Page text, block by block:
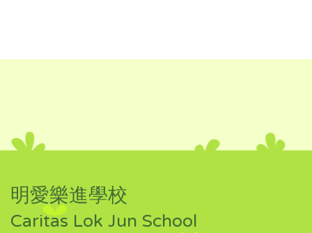
明愛樂進學校
Caritas Lok Jun School